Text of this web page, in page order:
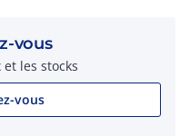
vous
les stocks
vous